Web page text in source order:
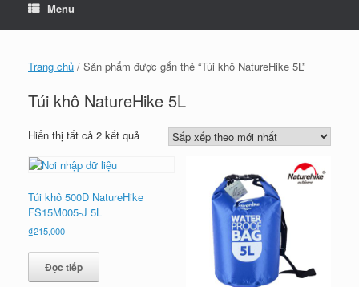
Menu
Trang chủ / Sản phẩm được gắn thẻ “Túi khô NatureHike 5L”
Túi khô NatureHike 5L
Hiển thị tất cả 2 kết quảĐã
mới
Túi khô 500D NatureHike
FS15M005-J 5L
₫215,000
Đọc tiếp